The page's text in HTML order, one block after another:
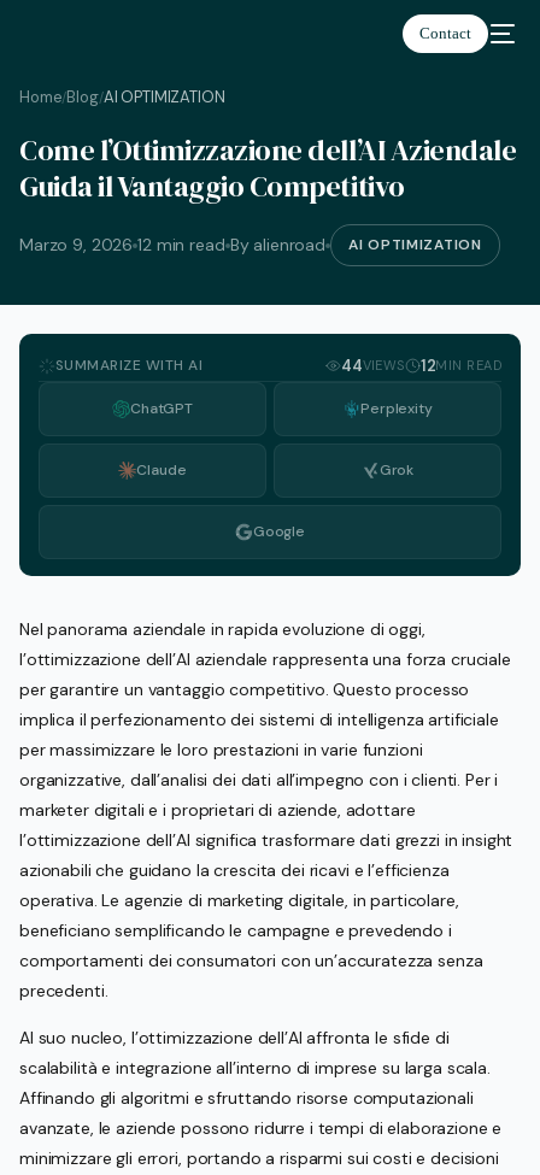
Contact
Home/Blog/AI OPTIMIZATION
Come l’Ottimizzazione dell’AI Aziendale
Guida il Vantaggio Competitivo
Marzo 9, 2026 12 min read By alienroad AI OPTIMIZATION
SUMMARIZE WITH AI 44VIEWS 12MIN READ
ChatGPT Perplexity
Claude Grok
Google
Nel panorama aziendale in rapida evoluzione di oggi,
l’ottimizzazione dell’AI aziendale rappresenta una forza cruciale
per garantire un vantaggio competitivo. Questo processo
implica il perfezionamento dei sistemi di intelligenza artificiale
per massimizzare le loro prestazioni in varie funzioni
organizzative, dall’analisi dei dati all’impegno con i clienti. Per i
marketer digitali e i proprietari di aziende, adottare
l’ottimizzazione dell’AI significa trasformare dati grezzi in insight
azionabili che guidano la crescita dei ricavi e l’efficienza
operativa. Le agenzie di marketing digitale, in particolare,
beneficiano semplificando le campagne e prevedendo i
comportamenti dei consumatori con un’accuratezza senza
precedenti.
Al suo nucleo, l’ottimizzazione dell’AI affronta le sfide di
scalabilità e integrazione all’interno di imprese su larga scala.
Affinando gli algoritmi e sfruttando risorse computazionali
avanzate, le aziende possono ridurre i tempi di elaborazione e
minimizzare gli errori, portando a risparmi sui costi e decisioni
Italiano